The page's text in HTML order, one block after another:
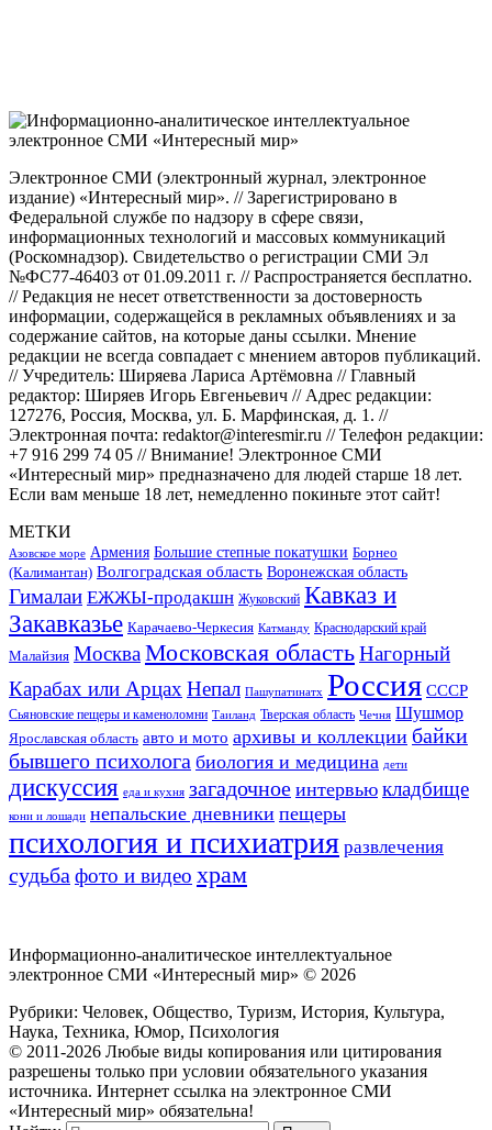
Электронное СМИ (электронный журнал, электронное
издание) «Интересный мир». // Зарегистрировано в
Федеральной службе по надзору в сфере связи,
информационных технологий и массовых коммуникаций
(Роскомнадзор). Свидетельство о регистрации СМИ Эл
№ФС77-46403 от 01.09.2011 г. // Распространяется бесплатно.
// Редакция не несет ответственности за достоверность
информации, содержащейся в рекламных объявлениях и за
содержание сайтов, на которые даны ссылки. Мнение
редакции не всегда совпадает с мнением авторов публикаций.
// Учредитель: Ширяева Лариса Артёмовна // Главный
редактор: Ширяев Игорь Евгеньевич // Адрес редакции:
127276, Россия, Москва, ул. Б. Марфинская, д. 1. //
Электронная почта: redaktor@interesmir.ru // Телефон редакции:
+7 916 299 74 05 // Внимание! Электронное СМИ
«Интересный мир» предназначено для людей старше 18 лет.
Если вам меньше 18 лет, немедленно покиньте этот сайт!
МЕТКИ
Азовское море Армения Большие степные покатушки Борнео
(Калимантан) Волгоградская область Воронежская область
Гималаи ЕЖЖЫ-продакшн Жуковский Кавказ и
Закавказье Карачаево-Черкесия Катманду Краснодарский край
Малайзия МоскваМосковская областьНагорный
Карабах или Арцах Непал Пашупатинатх Россия СССР
Сьяновские пещеры и каменоломни Таиланд Тверская область Чечня Шушмор
Ярославская область авто и мото архивы и коллекции байки
бывшего психолога биология и медицина дети
дискуссия еда и кухня загадочное интервью кладбище
кони и лошади непальские дневники пещеры
психология и психиатрия развлечения
судьба фото и видео храм
Информационно-аналитическое интеллектуальное
электронное СМИ «Интересный мир» © 2026
Рубрики: Человек, Общество, Туризм, История, Культура,
Наука, Техника, Юмор, Психология
© 2011-2026 Любые виды копирования или цитирования
разрешены только при условии обязательного указания
источника. Интернет ссылка на электронное СМИ
«Интересный мир» обязательна!